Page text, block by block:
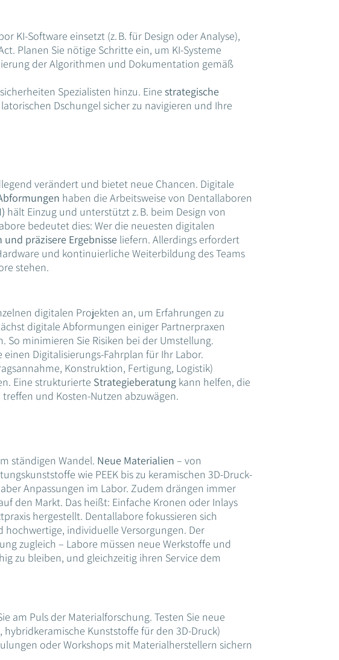
KI-Software einsetzt (z. B. für Design oder Analyse),
Planen Sie nötige Schritte ein, um KI-Systeme
der Algorithmen und Dokumentation gemäß
Spezialisten hinzu. Eine strategische
Dschungel sicher zu navigieren und Ihre
verändert und bietet neue Chancen. Digitale
haben die Arbeitsweise von Dentallaboren
hält Einzug und unterstützt z. B. beim Design von
bedeutet dies: Wer die neuesten digitalen
präzisere Ergebnisse liefern. Allerdings erfordert
und kontinuierliche Weiterbildung des Teams
stehen.
digitalen Projekten an, um Erfahrungen zu
digitale Abformungen einiger Partnerpraxen
minimieren Sie Risiken bei der Umstellung.
einen Digitalisierungs-Fahrplan für Ihr Labor.
Konstruktion, Fertigung, Logistik)
Eine strukturierte Strategieberatung kann helfen, die
und Kosten-Nutzen abzuwägen.
ständigen Wandel. Neue Materialien – von
wie PEEK bis zu keramischen 3D-Druck-
Anpassungen im Labor. Zudem drängen immer
den Markt. Das heißt: Einfache Kronen oder Inlays
hergestellt. Dentallabore fokussieren sich
individuelle Versorgungen. Der
zugleich – Labore müssen neue Werkstoffe und
zu bleiben, und gleichzeitig ihren Service dem
am Puls der Materialforschung. Testen Sie neue
Kunststoffe für den 3D-Druck)
oder Workshops mit Materialherstellern sichern